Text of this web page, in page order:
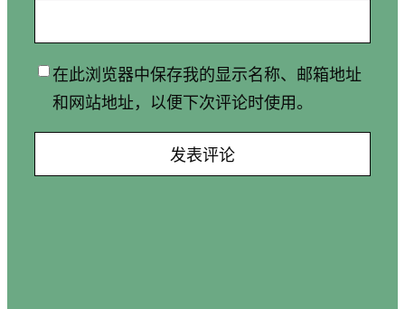
在此浏览器中保存我的显示名称、邮箱地址
和网站地址，以便下次评论时使用。